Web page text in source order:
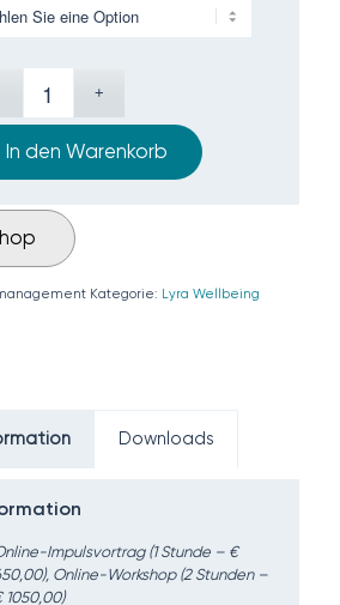
In den Warenkorb
Kategorie: Lyra Wellbeing
Downloads
Impulsvortrag (1 Stunde – €
Online-Workshop (2 Stunden –
1050,00)